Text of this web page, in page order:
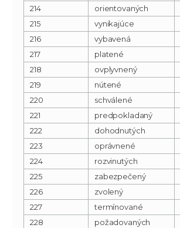
214
orientovaných
215
vynikajúce
216
vybavená
217
platené
218
ovplyvnený
219
nútené
220
schválené
221
predpokladaný
222
dohodnutých
223
oprávnené
224
rozvinutých
225
zabezpečený
226
zvolený
227
termínované
228
požadovaných